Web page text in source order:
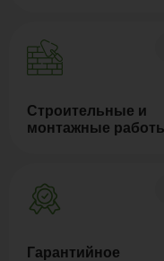
Строительные и
монтажные
Гарантийное